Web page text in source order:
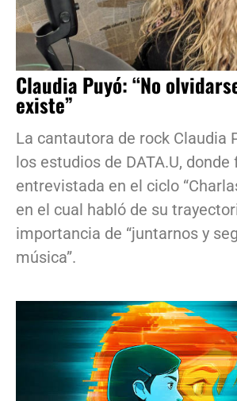
Claudia Puyó: “No
existe”
La cantautora de rock Claudia
los estudios de DATA.U, donde
entrevistada en el ciclo
en el cual habló de su
importancia de “juntarnos y
música”.